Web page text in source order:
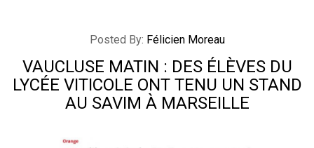
Posted By: Félicien Moreau
VAUCLUSE MATIN : DES ÉLÈVES DU
LYCÉE VITICOLE ONT TENU UN STAND
AU SAVIM À MARSEILLE